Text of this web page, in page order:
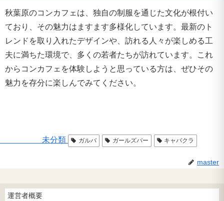
秋葉原のコンカフェは、独自の制服を通じた文化が根付い
ており、その魅力はますます多様化しています。最新のト
レンドを取り入れたデザインや、訪れる人々が楽しめる工
夫に満ちた環境で、多くの若者たちが訪れています。これ
からコンカフェを体験しようと思っている方は、ぜひその
魅力を存分に楽しんでみてください。
未分類 ガルバ ガールズバー キャバクラ
master
運営者概要